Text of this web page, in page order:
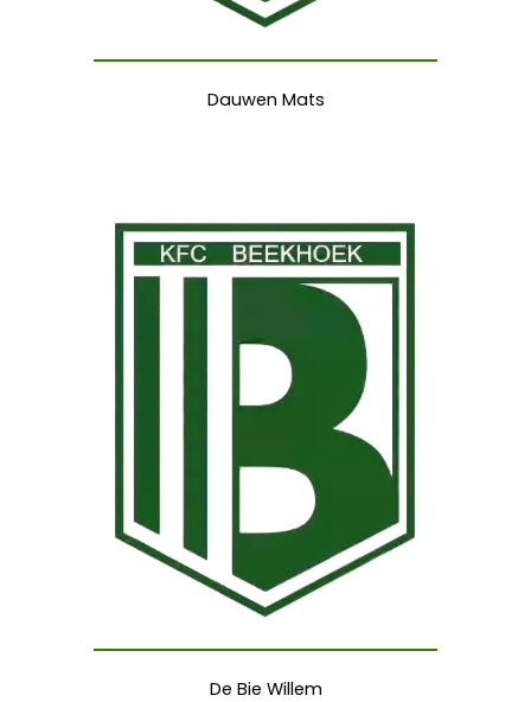
Dauwen Mats
De Bie Willem